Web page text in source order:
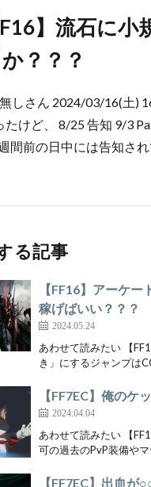
F16】流石に小
？？？
しさん 2024/03/16(土)
たけど、 8/25 告知 9/3
間前の日中には告知さ
る記事
【FF16】アーケ
稼げばいい？？？
2024.05.24
あわせて読みたい 【
き」にするジャンプは
【FF7EC】俺の
2024.04.04
あわせて読みたい 【
可の過去のPvP装備や
【FF7EC】出血